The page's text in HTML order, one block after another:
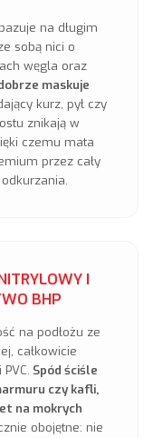
na długim
sobą nici o
węgla oraz
maskuje
kurz, pył czy
znikają w
czemu mata
przez cały
I
BHP
na podłożu ze
całkowicie
Spód ściśle
czy kafli,
na mokrych
obojętne: nie